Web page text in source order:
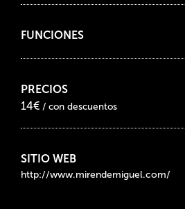
FUNCIONES
PRECIOS
14€ / con descuentos
SITIO WEB
http://www.mirendemiguel.com/